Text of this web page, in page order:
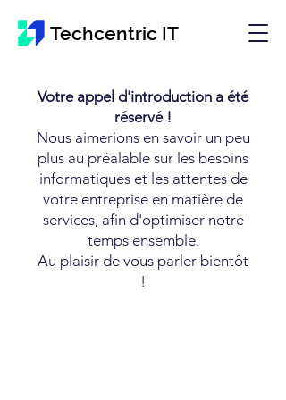
Techcentric IT
Votre appel d'introduction a été
réservé !
Nous aimerions en savoir un peu
plus au préalable sur les besoins
informatiques et les attentes de
votre entreprise en matière de
services, afin d'optimiser notre
temps ensemble.
Au plaisir de vous parler bientôt
!